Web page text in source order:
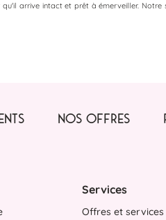
arrive intact et prêt à émerveiller.
NOS OFFRES
Services
Offres et services